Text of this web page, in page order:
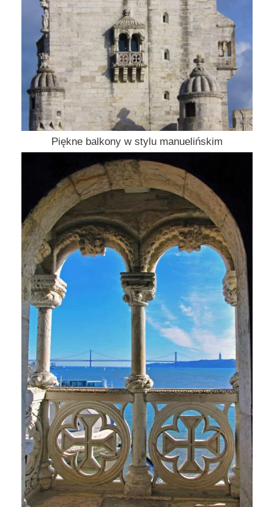
Piękne balkony w stylu manuelińskim